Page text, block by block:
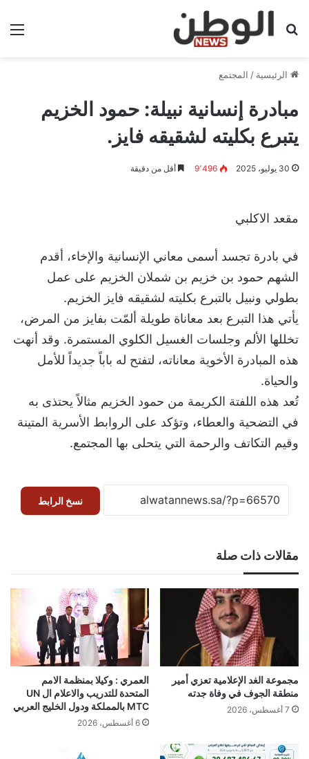
بحث عن
الرئيسية / المجتمع
مبادرة إنسانية نبيلة: حمود الخزيم
يتبرع بكليته لشقيقه فايز.
30 يوليو، 2025 9٬496 أقل من دقيقة
مقعد الاكلبي
في بادرة تجسد أسمى معاني الإنسانية والإخاء، أقدم
الشهم حمود بن خزيم بن شملان الخزيم على عمل
بطولي ونبيل بالتبرع بكليته لشقيقه فايز الخزيم.
يأتي هذا التبرع بعد معاناة طويلة ألمّت بفايز من المرض،
تخللها الألم وجلسات الغسيل الكلوي المستمرة. وقد أنهت
هذه المبادرة الأخوية معاناته، لتفتح له باباً جديداً للأمل
والحياة.
تُعد هذه اللفتة الكريمة من حمود الخزيم مثالاً يحتذى به
في التضحية والعطاء، وتؤكد على الروابط الأسرية المتينة
وقيم التكاتف والرحمة التي يتحلى بها المجتمع.
نسخ الرابط
مقالات ذات صلة
مجموعة الغد الإعلامية تعزي أمير
منطقة الجوف في وفاة جدته
7 أغسطس، 2026
العمري : وكيلا بمنظمة الامم
المتحدة للتدريب والاعلام ال UN
MTC بالمملكة ودول الخليج العربي
6 أغسطس، 2026